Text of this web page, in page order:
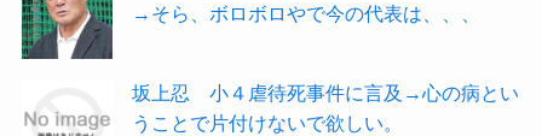
→そら、ボロボロやで今の代表は、、、
坂上忍 小４虐待死事件に言及→心の病とい
うことで片付けないで欲しい。